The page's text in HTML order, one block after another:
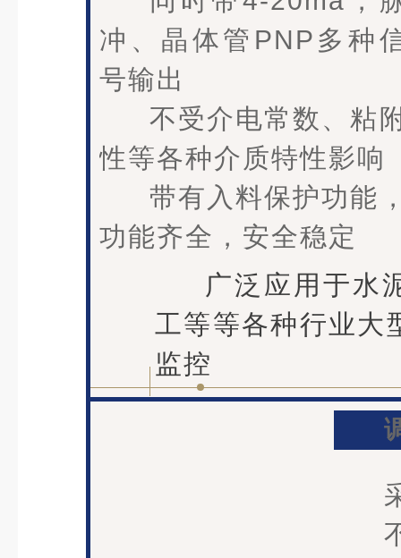
冲、晶体管PNP多种
号输出
不受介电常数、粘
性等各种介质特性影响
带有入料保护功能
功能齐全，安全稳定
广泛应用于水
工等等各种行业大
监控